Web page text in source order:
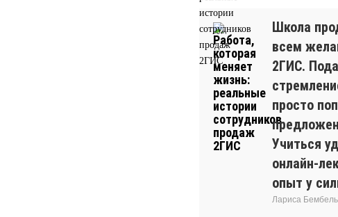
Школа
всем
2ГИС.
просто
Учиться
онлайн-
опыт у
Лариса